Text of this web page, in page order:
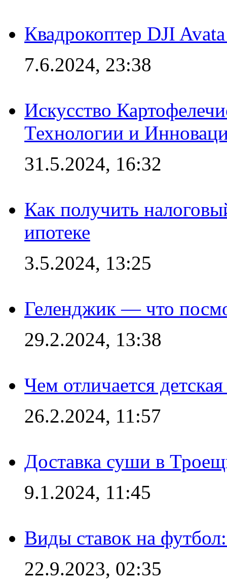
Квадрокоптер DJI
7.6.2024, 23:38
Искусство
Технологии и
31.5.2024, 16:32
Как получить
ипотеке
3.5.2024, 13:25
Геленджик — что
29.2.2024, 13:38
Чем отличается
26.2.2024, 11:57
Доставка суши в
9.1.2024, 11:45
Виды ставок на
22.9.2023, 02:35